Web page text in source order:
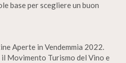
base per scegliere un buon
Aperte in Vendemmia 2022.
Movimento Turismo del Vino e